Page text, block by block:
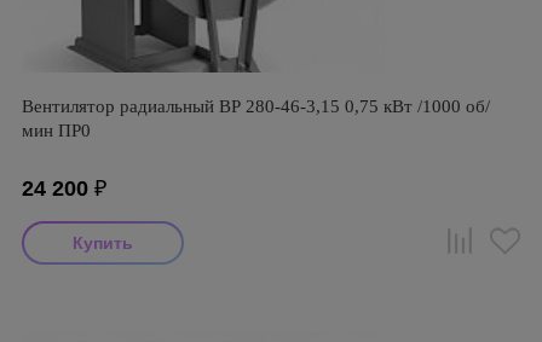
Вентилятор радиальный ВР 280-46-3,15 0,75 кВт /1000 об/
мин ПР0
24 200 ₽